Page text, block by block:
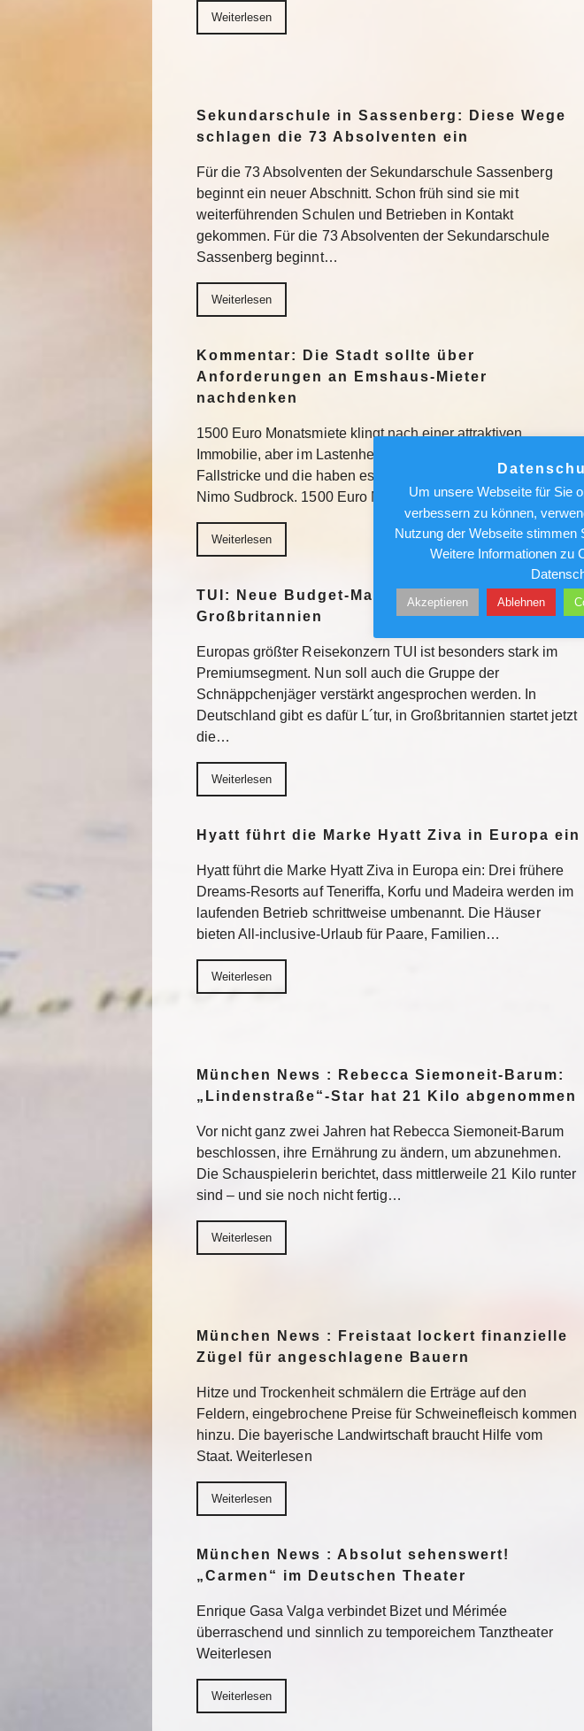
Weiterlesen
Sekundarschule in Sassenberg: Diese Wege
schlagen die 73 Absolventen ein
Für die 73 Absolventen der Sekundarschule Sassenberg
beginnt ein neuer Abschnitt. Schon früh sind sie mit
weiterführenden Schulen und Betrieben in Kontakt
gekommen. Für die 73 Absolventen der Sekundarschule
Sassenberg beginnt…
Weiterlesen
Kommentar: Die Stadt sollte über
Anforderungen an Emshaus-Mieter
nachdenken
1500 Euro Monatsmiete klingt nach einer attraktiven
Immobilie, aber im Lastenheft für künftige Mieter lauern auch
Fallstricke und die haben es in sich. Das meint Redakteur
Nimo Sudbrock. 1500 Euro Monatsmiete…
Weiterlesen
TUI: Neue Budget-Marke vorerst nur in
Großbritannien
Europas größter Reisekonzern TUI ist besonders stark im
Premiumsegment. Nun soll auch die Gruppe der
Schnäppchenjäger verstärkt angesprochen werden. In
Deutschland gibt es dafür L´tur, in Großbritannien startet jetzt
die…
Weiterlesen
Hyatt führt die Marke Hyatt Ziva in Europa ein
Hyatt führt die Marke Hyatt Ziva in Europa ein: Drei frühere
Dreams-Resorts auf Teneriffa, Korfu und Madeira werden im
laufenden Betrieb schrittweise umbenannt. Die Häuser
bieten All-inclusive-Urlaub für Paare, Familien…
Weiterlesen
München News : Rebecca Siemoneit-Barum:
„Lindenstraße“-Star hat 21 Kilo abgenommen
Vor nicht ganz zwei Jahren hat Rebecca Siemoneit-Barum
beschlossen, ihre Ernährung zu ändern, um abzunehmen.
Die Schauspielerin berichtet, dass mittlerweile 21 Kilo runter
sind – und sie noch nicht fertig…
Weiterlesen
München News : Freistaat lockert finanzielle
Zügel für angeschlagene Bauern
Hitze und Trockenheit schmälern die Erträge auf den
Feldern, eingebrochene Preise für Schweinefleisch kommen
hinzu. Die bayerische Landwirtschaft braucht Hilfe vom
Staat. Weiterlesen
Weiterlesen
München News : Absolut sehenswert!
„Carmen“ im Deutschen Theater
Enrique Gasa Valga verbindet Bizet und Mérimée
überraschend und sinnlich zu temporeichem Tanztheater
Weiterlesen
Weiterlesen
Um unsere Webseite für Sie
verbessern zu können,
Nutzung der Webseite stimmen
Weitere Informationen zu
Akzeptieren Ablehnen